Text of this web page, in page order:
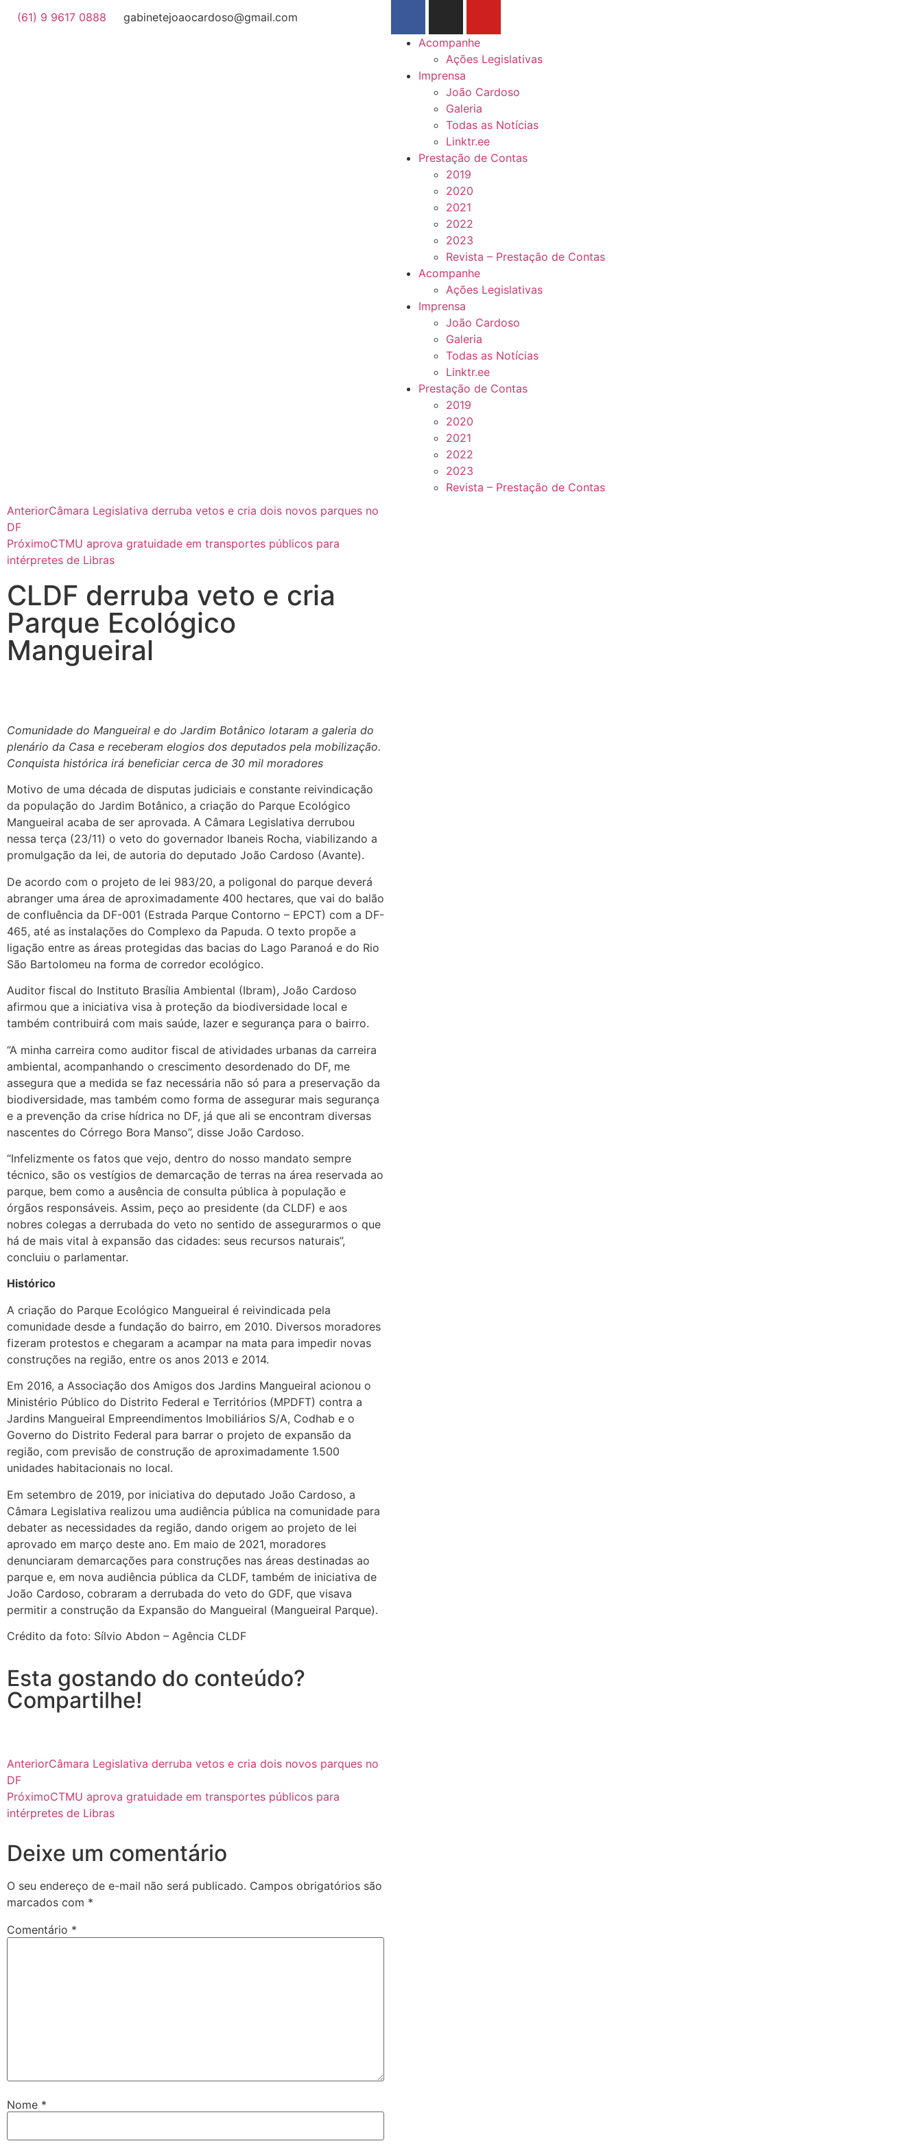
(61) 9 9617 0888
gabinetejoaocardoso@gmail.com
Acompanhe
Ações Legislativas
Imprensa
João Cardoso
Galeria
Todas as Notícias
Linktr.ee
Prestação de Contas
2019
2020
2021
2022
2023
Revista – Prestação de Contas
Acompanhe
Ações Legislativas
Imprensa
João Cardoso
Galeria
Todas as Notícias
Linktr.ee
Prestação de Contas
2019
2020
2021
2022
2023
Revista – Prestação de Contas
AnteriorCâmara Legislativa derruba vetos e cria dois novos parques no
DF
PróximoCTMU aprova gratuidade em transportes públicos para
intérpretes de Libras
CLDF derruba veto e cria
Parque Ecológico
Mangueiral
Comunidade do Mangueiral e do Jardim Botânico lotaram a galeria do
plenário da Casa e receberam elogios dos deputados pela mobilização.
Conquista histórica irá beneficiar cerca de 30 mil moradores
Motivo de uma década de disputas judiciais e constante reivindicação
da população do Jardim Botânico, a criação do Parque Ecológico
Mangueiral acaba de ser aprovada. A Câmara Legislativa derrubou
nessa terça (23/11) o veto do governador Ibaneis Rocha, viabilizando a
promulgação da lei, de autoria do deputado João Cardoso (Avante).
De acordo com o projeto de lei 983/20, a poligonal do parque deverá
abranger uma área de aproximadamente 400 hectares, que vai do balão
de confluência da DF-001 (Estrada Parque Contorno – EPCT) com a DF-
465, até as instalações do Complexo da Papuda. O texto propõe a
ligação entre as áreas protegidas das bacias do Lago Paranoá e do Rio
São Bartolomeu na forma de corredor ecológico.
Auditor fiscal do Instituto Brasília Ambiental (Ibram), João Cardoso
afirmou que a iniciativa visa à proteção da biodiversidade local e
também contribuirá com mais saúde, lazer e segurança para o bairro.
“A minha carreira como auditor fiscal de atividades urbanas da carreira
ambiental, acompanhando o crescimento desordenado do DF, me
assegura que a medida se faz necessária não só para a preservação da
biodiversidade, mas também como forma de assegurar mais segurança
e a prevenção da crise hídrica no DF, já que ali se encontram diversas
nascentes do Córrego Bora Manso”, disse João Cardoso.
“Infelizmente os fatos que vejo, dentro do nosso mandato sempre
técnico, são os vestígios de demarcação de terras na área reservada ao
parque, bem como a ausência de consulta pública à população e
órgãos responsáveis. Assim, peço ao presidente (da CLDF) e aos
nobres colegas a derrubada do veto no sentido de assegurarmos o que
há de mais vital à expansão das cidades: seus recursos naturais”,
concluiu o parlamentar.
Histórico
A criação do Parque Ecológico Mangueiral é reivindicada pela
comunidade desde a fundação do bairro, em 2010. Diversos moradores
fizeram protestos e chegaram a acampar na mata para impedir novas
construções na região, entre os anos 2013 e 2014.
Em 2016, a Associação dos Amigos dos Jardins Mangueiral acionou o
Ministério Público do Distrito Federal e Territórios (MPDFT) contra a
Jardins Mangueiral Empreendimentos Imobiliários S/A, Codhab e o
Governo do Distrito Federal para barrar o projeto de expansão da
região, com previsão de construção de aproximadamente 1.500
unidades habitacionais no local.
Em setembro de 2019, por iniciativa do deputado João Cardoso, a
Câmara Legislativa realizou uma audiência pública na comunidade para
debater as necessidades da região, dando origem ao projeto de lei
aprovado em março deste ano. Em maio de 2021, moradores
denunciaram demarcações para construções nas áreas destinadas ao
parque e, em nova audiência pública da CLDF, também de iniciativa de
João Cardoso, cobraram a derrubada do veto do GDF, que visava
permitir a construção da Expansão do Mangueiral (Mangueiral Parque).
Crédito da foto: Sílvio Abdon – Agência CLDF
Esta gostando do conteúdo?
Compartilhe!
AnteriorCâmara Legislativa derruba vetos e cria dois novos parques no
DF
PróximoCTMU aprova gratuidade em transportes públicos para
intérpretes de Libras
Deixe um comentário
O seu endereço de e-mail não será publicado. Campos obrigatórios são
marcados com *
Comentário *
Nome *